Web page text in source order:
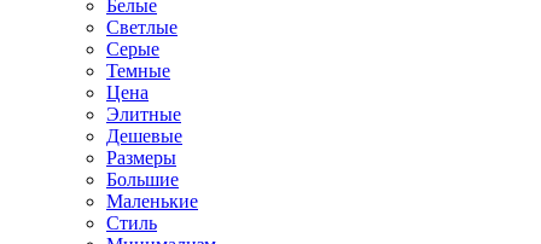
Белые
Светлые
Серые
Темные
Цена
Элитные
Дешевые
Размеры
Большие
Маленькие
Стиль